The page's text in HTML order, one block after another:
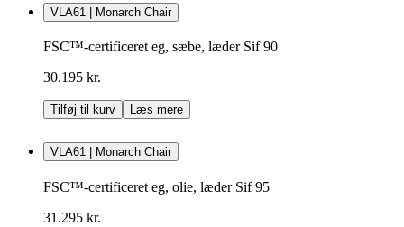
VLA61 | Monarch Chair
FSC™-certificeret eg, sæbe, læder Sif 90
30.195 kr.
Tilføj til kurv Læs mere
VLA61 | Monarch Chair
FSC™-certificeret eg, olie, læder Sif 95
31.295 kr.